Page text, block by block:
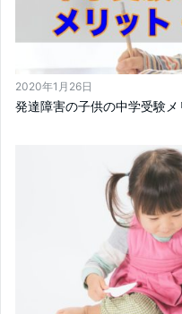
2020年1月26日
発達障害の子供の中学受験